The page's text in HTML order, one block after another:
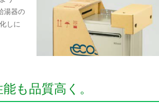
湯器の
しに
も品質高く。